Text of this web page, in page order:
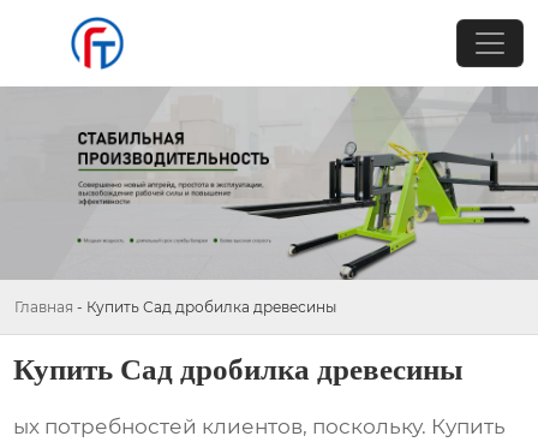
Главная - Купить Сад дробилка древесины
Купить Сад дробилка древесины
ых потребностей клиентов, поскольку. Купить